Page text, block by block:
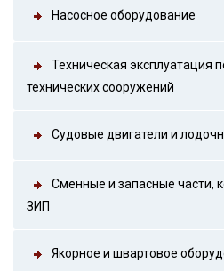
Насосное оборудование
Техническая эксплуатация
технических сооружений
Судовые двигатели и
Сменные и запасные части,
ЗИП
Якорное и швартовое